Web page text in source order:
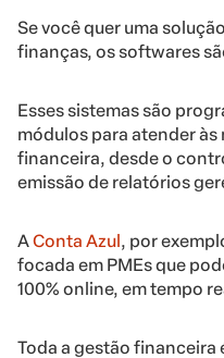
Se você quer uma
finanças, os softwares
Esses sistemas são
módulos para atender
financeira, desde o
emissão de relatórios
AConta Azul , por
focada em PMEs que
100% online, em tempo
Toda a gestão financeira